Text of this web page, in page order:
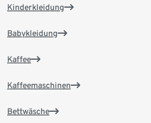
Kinderkleidung
Babykleidung
Kaffee
Kaffeemaschinen
Bettwäsche